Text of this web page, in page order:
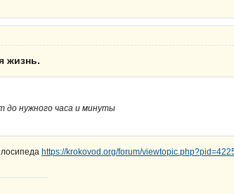
жизнь.
до нужного часа и минуты
https://krokovod.org/forum/